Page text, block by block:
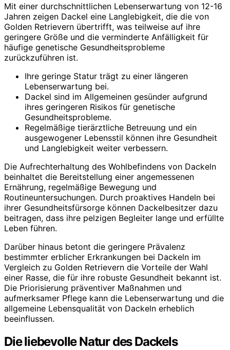
Mit einer durchschnittlichen Lebenserwartung von 12-16
Jahren zeigen Dackel eine Langlebigkeit, die die von
Golden Retrievern übertrifft, was teilweise auf ihre
geringere Größe und die verminderte Anfälligkeit für
häufige genetische Gesundheitsprobleme
zurückzuführen ist.
Ihre geringe Statur trägt zu einer längeren
Lebenserwartung bei.
Dackel sind im Allgemeinen gesünder aufgrund
ihres geringeren Risikos für genetische
Gesundheitsprobleme.
Regelmäßige tierärztliche Betreuung und ein
ausgewogener Lebensstil können ihre Gesundheit
und Langlebigkeit weiter verbessern.
Die Aufrechterhaltung des Wohlbefindens von Dackeln
beinhaltet die Bereitstellung einer angemessenen
Ernährung, regelmäßige Bewegung und
Routineuntersuchungen. Durch proaktives Handeln bei
ihrer Gesundheitsfürsorge können Dackelbesitzer dazu
beitragen, dass ihre pelzigen Begleiter lange und erfüllte
Leben führen.
Darüber hinaus betont die geringere Prävalenz
bestimmter erblicher Erkrankungen bei Dackeln im
Vergleich zu Golden Retrievern die Vorteile der Wahl
einer Rasse, die für ihre robuste Gesundheit bekannt ist.
Die Priorisierung präventiver Maßnahmen und
aufmerksamer Pflege kann die Lebenserwartung und die
allgemeine Lebensqualität von Dackeln erheblich
beeinflussen.
Die liebevolle Natur des Dackels